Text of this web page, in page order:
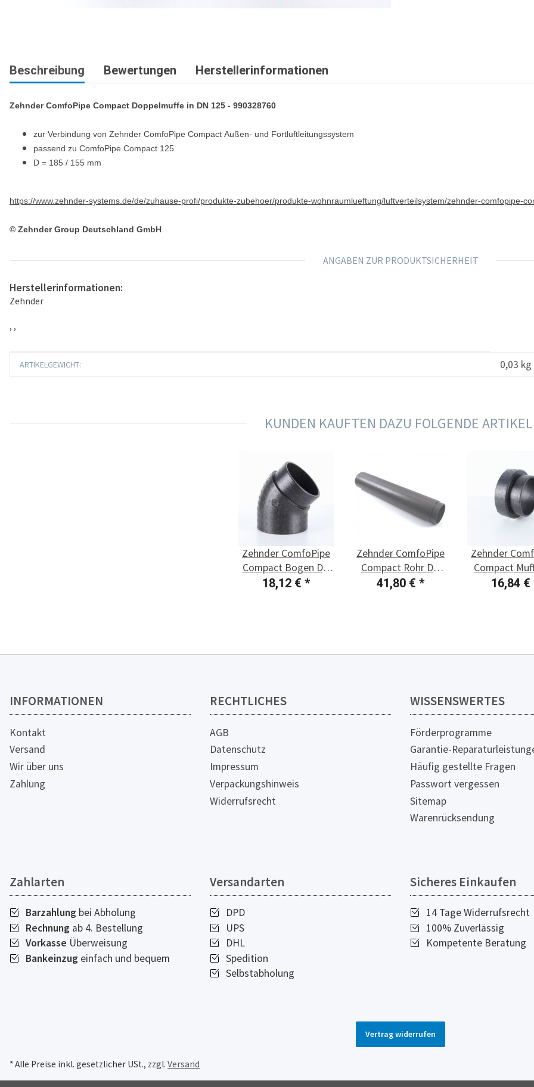
Beschreibung Bewertungen Herstellerinformationen
Zehnder ComfoPipe Compact Doppelmuffe in DN 125 - 990328760
zur Verbindung von Zehnder ComfoPipe Compact Außen- und Fortluftleitungssystem
passend zu ComfoPipe Compact 125
D = 185 / 155 mm
https://www.zehnder-systems.de/de/zuhause-profi/produkte-zubehoer/produkte-wohnraumlueftung/luftverteilsystem/zehnder-comfopipe-
© Zehnder Group Deutschland GmbH
ANGABEN ZUR PRODUKTSICHERHEIT
Herstellerinformationen:
Zehnder
, ,
Produkteigenschaft
Wert
ARTIKELGEWICHT: 0,03 kg
KUNDEN KAUFTEN DAZU FOLGENDE
Zehnder ComfoPipe
Compact Bogen DN
125
18,12 € *
Zehnder ComfoPipe
Compact Rohr DN
125
41,80 € *
Zehnder
Compact
125
16,84 €
INFORMATIONEN
Kontakt
Versand
Wir über uns
Zahlung
RECHTLICHES
AGB
Datenschutz
Impressum
Verpackungshinweis
Widerrufsrecht
WISSENSWERTES
Förderprogramme
Garantie-
Häufig gestellte Fragen
Passwort vergessen
Sitemap
Warenrücksendung
Zahlarten
Barzahlung bei Abholung
Rechnung ab 4. Bestellung
Vorkasse Überweisung
Bankeinzug einfach und bequem
Versandarten
DPD
UPS
DHL
Spedition
Selbstabholung
Sicheres Einkaufen
14 Tage Widerrufsrecht
100% Zuverlässig
Kompetente Beratung
Vertrag widerrufen
* Alle Preise inkl. gesetzlicher USt., zzgl. Versand